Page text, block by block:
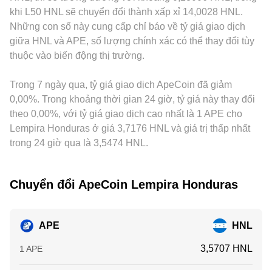
lớn từ các địa chỉ liên quan đến phân phối token/đợt mở
khóa, cùng với biến động thanh khoản trên DEX và CEX,
thường tạo thêm dao động ngắn hạn cho conversion rate.
trên nhiều nền tảng thường được dẫn xuất qua cặp
APE/USDT và quy đổi sang HNL, vì vậy mọi sai lệch hoặc
phí chênh trên các bước trung gian cũng có thể phản ánh
vào conversion rate cuối cùng.
premium/discount cục bộ; thêm vào đó, hạ tầng nạp/rút đối
với HNL không đồng đều giữa các nền tảng cũng góp phần
tạo khác biệt về báo giá. Trên nhiều sàn, APE chủ yếu giao
dịch qua USDT trước khi quy ra HNL; do đó, basis của
USDT so với các tiền pháp định có thể lan truyền vào mức
giúp thu hẹp chênh lệch qua thời gian bằng cách mua nơi rẻ
và bán nơi đắt, nhưng vẫn không thể triệt tiêu hoàn toàn mọi
khác biệt do chi phí giao dịch, thời gian chuyển tài sản, rủi ro
thị trường và giới hạn thanh khoản.
khi L50 HNL sẽ chuyển đổi thành xấp xỉ 14,0028 HNL.
Những con số này cung cấp chỉ báo về tỷ giá giao dịch
giữa HNL và APE, số lượng chính xác có thể thay đổi tùy
thuộc vào biến động thị trường.
Trong 7 ngày qua, tỷ giá giao dịch ApeCoin đã giảm
0,00%. Trong khoảng thời gian 24 giờ, tỷ giá này thay đổi
theo 0,00%, với tỷ giá giao dịch cao nhất là 1 APE cho
Lempira Honduras ở giá 3,7176 HNL và giá trị thấp nhất
trong 24 giờ qua là 3,5474 HNL.
Chuyển đổi ApeCoin Lempira Honduras
APE HNL
1 APE 3,5707 HNL